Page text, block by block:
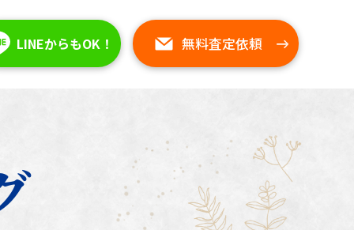
LINEからもOK！ 無料査定依頼